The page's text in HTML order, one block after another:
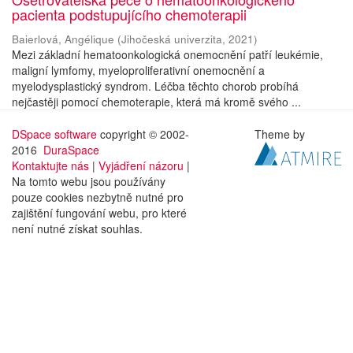
pacienta podstupujícího chemoterapii
Baierlová, Angélique (Jihočeská univerzita, 2021)
Mezi základní hematoonkologická onemocnění patří leukémie,
maligní lymfomy, myeloproliferativní onemocnění a
myelodysplastický syndrom. Léčba těchto chorob probíhá
nejčastěji pomocí chemoterapie, která má kromě svého ...
DSpace software copyright © 2002-
2016 DuraSpace
Kontaktujte nás | Vyjádření názoru |
Na tomto webu jsou používány
pouze cookies nezbytně nutné pro
zajištění fungování webu, pro které
není nutné získat souhlas.
Theme by